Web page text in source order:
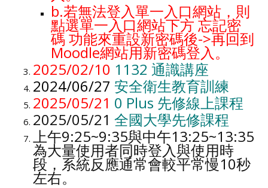
b.若無法登入單一入口網站， 則
點選單一入口網站下方 忘記密
碼 功能來重設新密碼後->再回到
Moodle網站用新密碼登入。
2025/02/10 1132 通識講座
2024/06/27 安全衛生教育訓練
2025/05/21 0 Plus 先修線上課程
2025/05/21 全國大學先修課程
上午9:25~9:35與中午13:25~13:35
為大量使用者同時登入與使用時
段，系統反應通常會較平常慢10秒
左右。